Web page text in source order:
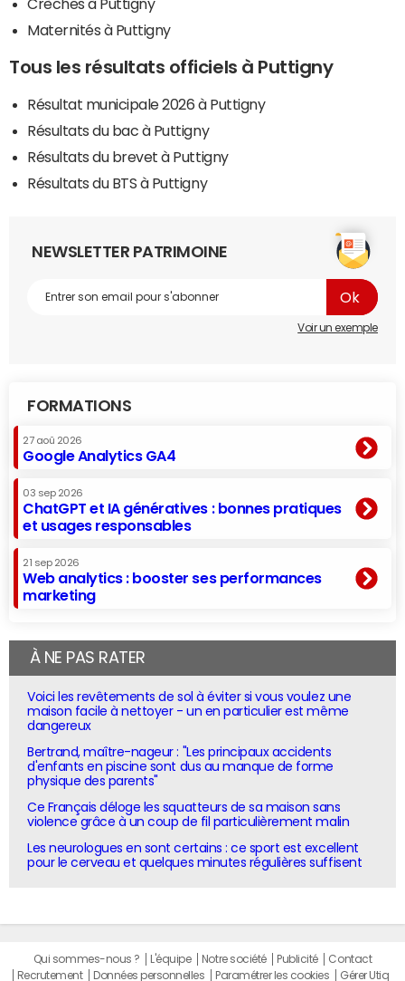
Crèches à Puttigny
Maternités à Puttigny
Tous les résultats officiels à Puttigny
Résultat municipale 2026 à Puttigny
Résultats du bac à Puttigny
Résultats du brevet à Puttigny
Résultats du BTS à Puttigny
NEWSLETTER PATRIMOINE
Voir un exemple
FORMATIONS
27 aoû 2026
Google Analytics GA4
03 sep 2026
ChatGPT et IA génératives : bonnes pratiques
et usages responsables
21 sep 2026
Web analytics : booster ses performances
marketing
À NE PAS RATER
Voici les revêtements de sol à éviter si vous voulez une
maison facile à nettoyer - un en particulier est même
dangereux
Bertrand, maître-nageur : "Les principaux accidents
d'enfants en piscine sont dus au manque de forme
physique des parents"
Ce Français déloge les squatteurs de sa maison sans
violence grâce à un coup de fil particulièrement malin
Les neurologues en sont certains : ce sport est excellent
pour le cerveau et quelques minutes régulières suffisent
Qui sommes-nous ? L'équipe Notre société Publicité
Contact
Recrutement
Données personnelles Paramétrer les cookies Gérer Utiq